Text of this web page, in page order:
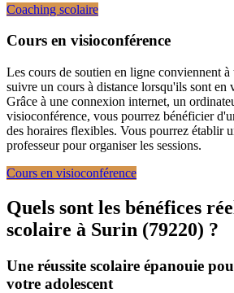
Coaching scolaire
Cours en visioconférence
Les cours de soutien en ligne conviennent
suivre un cours à distance lorsqu'ils sont en
Grâce à une connexion internet, un
visioconférence, vous pourrez bénéficier
des horaires flexibles. Vous pourrez établir
professeur pour organiser les sessions.
Cours en visioconférence
Quels sont les bénéfices
scolaire à Surin (79220) ?
Une réussite scolaire épanouie
votre adolescent